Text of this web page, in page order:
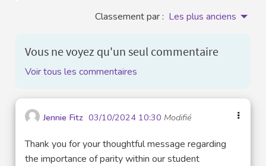
Classement par : Les plus anciens
Vous ne voyez qu'un seul commentaire
Voir tous les commentaires
Jennie Fitz 03/10/2024 10:30 Modifié
Thank you for your thoughtful message regarding
the importance of parity within our student